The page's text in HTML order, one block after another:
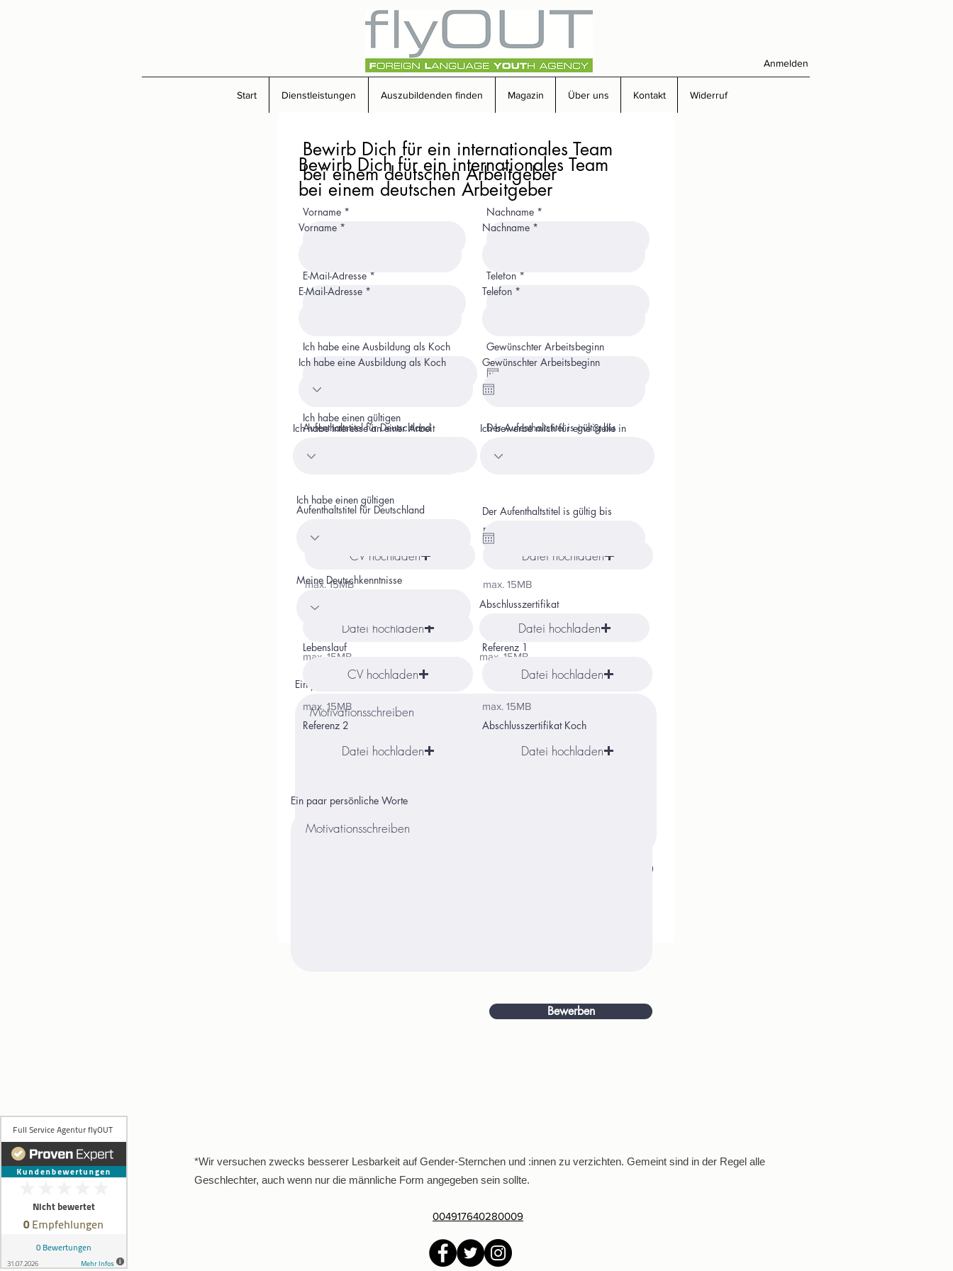
Start Dienstleistungen Auszubildenden finden Magazin Über uns Kontakt Widerruf
Anmelden
Bewirb Dich für ein internationales Team
bei einem deutschen Arbeitgeber
Vorname
E-Mail-Adresse
Nachname
Telefon
Ich habe eine Ausbildung als Koch Gewünschter Arbeitsbeginn
Ich habe einen gültigen
Aufenthaltstitel für Deutschland Der Aufenthaltstitel is gültig bis
CV hochladen
max. 15MB
Referenz 2
Datei hochladen
max. 15MB
Referenz 1
Datei hochladen
max. 15MB
Abschlusszertifikat
Datei hochladen
max. 15MB
Ein paar persönliche Worte
Bewirb Dich für ein internationales Team
bei einem deutschen Arbeitgeber
Vorname
E-Mail-Adresse
Nachname
Telefon
Ich habe eine Ausbildung als Koch Gewünschter Arbeitsbeginn
Ich habe Interesse an einer Arbeit Ich bewerbe mich für eine Stelle in
Ich habe einen gültigen
Aufenthaltstitel für Deutschland Der Aufenthaltstitel is gültig bis
Meine Deutschkenntnisse
Lebenslauf
CV hochladen
max. 15MB
Referenz 2
Datei hochladen
Referenz 1
Datei hochladen
max. 15MB
Abschlusszertifikat Koch
Datei hochladen
Ein paar persönliche Worte
Bewerben
*Wir versuchen zwecks besserer Lesbarkeit auf Gender-Sternchen und :innen zu verzichten. Gemeint sind in der Regel alle
Geschlechter, auch wenn nur die männliche Form angegeben sein sollte.
004917640280009